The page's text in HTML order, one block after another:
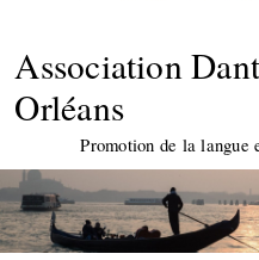
Association
Orléans
Promotion de la langue